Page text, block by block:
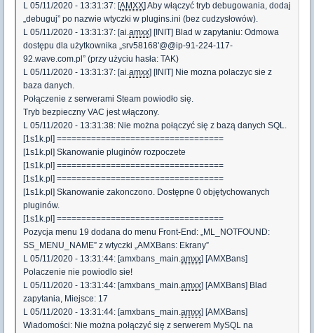
L 05/11/2020 - 13:31:37: [AMXX] Aby włączyć tryb debugowania, dodaj
„debuguj” po nazwie wtyczki w plugins.ini (bez cudzysłowów).
L 05/11/2020 - 13:31:37: [ai.amxx] [INIT] Blad w zapytaniu: Odmowa
dostępu dla użytkownika „srv58168'@@ip-91-224-117-
92.wave.com.pl” (przy użyciu hasła: TAK)
L 05/11/2020 - 13:31:37: [ai.amxx] [INIT] Nie mozna polaczyc sie z
baza danych.
Połączenie z serwerami Steam powiodło się.
Tryb bezpieczny VAC jest włączony.
L 05/11/2020 - 13:31:38: Nie można połączyć się z bazą danych SQL.
[1s1k.pl] ==================================
[1s1k.pl] Skanowanie pluginów rozpoczete
[1s1k.pl] ==================================
[1s1k.pl] ==================================
[1s1k.pl] Skanowanie zakonczono. Dostępne 0 objętychowanych
pluginów.
[1s1k.pl] ==================================
Pozycja menu 19 dodana do menu Front-End: „ML_NOTFOUND:
SS_MENU_NAME” z wtyczki „AMXBans: Ekrany”
L 05/11/2020 - 13:31:44: [amxbans_main.amxx] [AMXBans]
Polaczenie nie powiodlo sie!
L 05/11/2020 - 13:31:44: [amxbans_main.amxx] [AMXBans] Blad
zapytania, Miejsce: 17
L 05/11/2020 - 13:31:44: [amxbans_main.amxx] [AMXBans]
Wiadomości: Nie można połączyć się z serwerem MySQL na